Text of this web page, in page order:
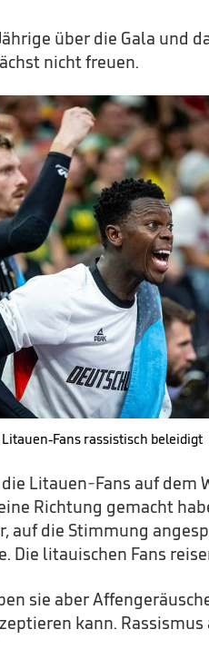
über die Gala und
nicht freuen.
Fans rassistisch beleidigt
Litauen-Fans auf dem
Richtung gemacht
auf die Stimmung
Die litauischen Fans
sie aber
kann.